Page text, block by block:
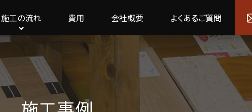
施工の流れ 費用 会社概要 よくあるご質問